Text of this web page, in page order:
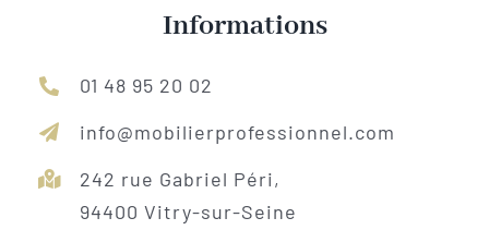
Informations
01 48 95 20 02
info@mobilierprofessionnel.com
242 rue Gabriel Péri,
94400 Vitry-sur-Seine